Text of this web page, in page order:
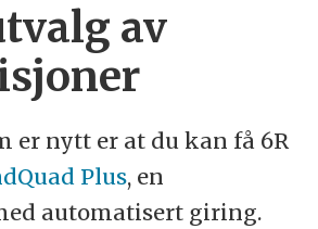
av
er nytt er at du kan få 6R
Plus, en
automatisert giring.